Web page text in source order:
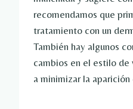
recomendamos que
tratamiento con un
También hay algunos
cambios en el estilo de
a minimizar la